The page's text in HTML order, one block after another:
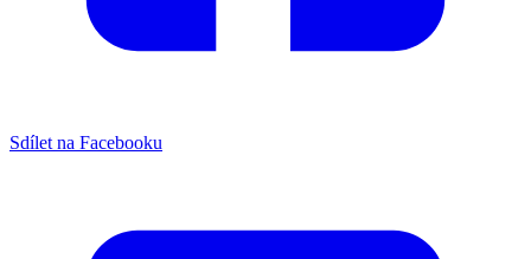
Sdílet na Facebooku